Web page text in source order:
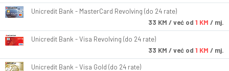
Unicredit Bank - MasterCard Revolving (do 24 rate)
33 KM / već od 1 KM / mj.
Unicredit Bank - Visa Revolving (do 24 rate)
33 KM / već od 1 KM / mj.
Unicredit Bank - Visa Gold (do 24 rate)